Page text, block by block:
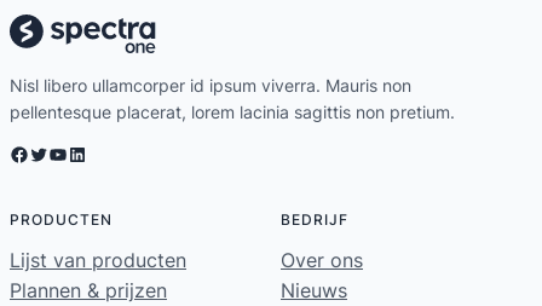
Nisl libero ullamcorper id ipsum viverra. Mauris non
pellentesque placerat, lorem lacinia sagittis non pretium.
Facebook Twitter YouTube LinkedIn
PRODUCTEN
Lijst van producten
Plannen & prijzen
BEDRIJF
Over ons
Nieuws